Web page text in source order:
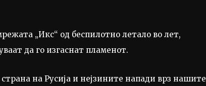
„Икс“ од беспилотно летало во лет,
да го изгаснат пламенот.
на Русија и нејзините напади врз нашите